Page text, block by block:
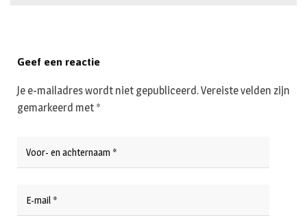
Geef een reactie
Je e-mailadres wordt niet gepubliceerd.Vereiste velden zijn
gemarkeerd met *